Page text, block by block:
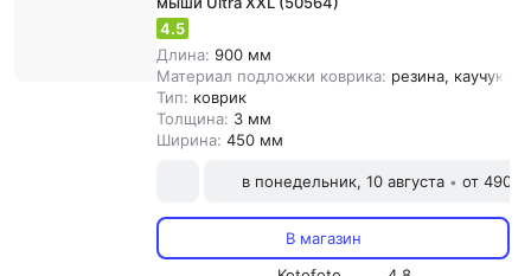
4.5
Длина: 900 мм
Материал подложки коврика: резина, каучук,
Тип: коврик
Толщина: 3 мм
Ширина: 450 мм
в понедельник, 10 августа • от 490 ₽
В магазин